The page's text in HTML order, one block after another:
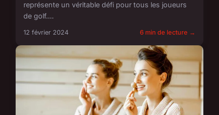
représente un véritable défi pour tous les joueurs
de golf....
12 février 2024 6 min de lecture →